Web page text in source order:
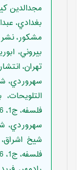
مجدالدين
بغدادي،
مشکور، نشر
بيروني،
تهران، انتشارات
سهروردي،
فلسفه، ج1، 1356. #
سهروردي،
شيخ
فلسفه، ج1، 1356. #